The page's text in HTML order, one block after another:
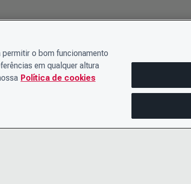
permitir o bom funcionamento
em qualquer altura
Política de cookies